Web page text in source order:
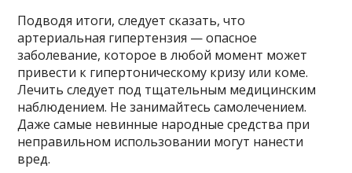
Подводя итоги, следует сказать, что
артериальная гипертензия — опасное
заболевание, которое в любой момент может
привести к гипертоническому кризу или коме.
Лечить следует под тщательным медицинским
наблюдением. Не занимайтесь самолечением.
Даже самые невинные народные средства при
неправильном использовании могут нанести
вред.